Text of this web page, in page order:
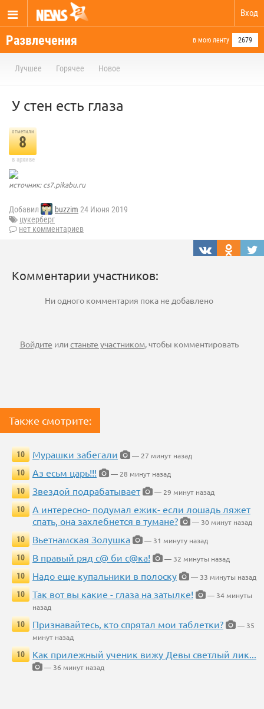
Вход
Развлечения в мою ленту 2679
Лучшее Горячее Новое
У стен есть глаза
отметили
8
в архиве
источник: cs7.pikabu.ru
Добавил buzzim 24 Июня 2019
цукерберг
нет комментариев
Комментарии участников:
Ни одного комментария пока не добавлено
Войдите илистаньте участником, чтобы комментировать
Также смотрите:
10 Мурашки забегали
— 27 минут назад
10
Аз есьм царь!!!
— 28 минут назад
10
Звездой подрабатывает
— 29 минут назад
10
А интересно- подумал ежик- если лошадь ляжет
спать, она захлебнется в тумане?
— 30 минут назад
10
Вьетнамская Золушка
— 31 минуту назад
10
В правый ряд с@ би с@ка!
— 32 минуты назад
10
Надо еще купальники в полоску
— 33 минуты назад
10
Так вот вы какие - глаза на затылке!
— 34 минуты
назад
10
Признавайтесь, кто спрятал мои таблетки?
— 35
минут назад
10
Как прилежный ученик вижу Девы светлый лик...
— 36 минут назад